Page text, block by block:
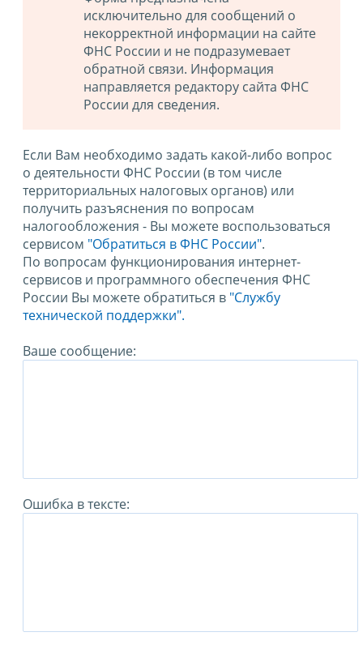
исключительно для сообщений о
некорректной информации на сайте
ФНС России и не подразумевает
обратной связи. Информация
направляется редактору сайта ФНС
России для сведения.
Если Вам необходимо задать какой-либо вопрос
о деятельности ФНС России (в том числе
территориальных налоговых органов) или
получить разъяснения по вопросам
налогообложения - Вы можете воспользоваться
сервисом "Обратиться в ФНС России".
По вопросам функционирования интернет-
сервисов и программного обеспечения ФНС
России Вы можете обратиться в "Службу
технической поддержки".
Ваше сообщение:
Ошибка в тексте: